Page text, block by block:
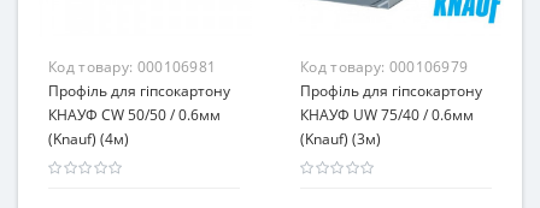
Код товару: 000106981
Профіль для гіпсокартону
КНАУФ CW 50/50 / 0.6мм
(Knauf) (4м)
Код товару: 000106979
Профіль для гіпсокартону
КНАУФ UW 75/40 / 0.6мм
(Knauf) (3м)